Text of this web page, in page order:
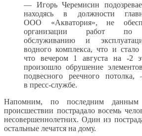
— Игорь Черемисин
находясь в должности
ООО «Акватория», не
организации работ по
обслуживанию и
водного комплекса, что и
что вечером 1 августа на -2
произошло обрушение
подвесного реечного
в пресс-службе.
Напомним, по последним
происшествии пострадало восемь
несовершеннолетних. Один из
остальные лечатся на дому.